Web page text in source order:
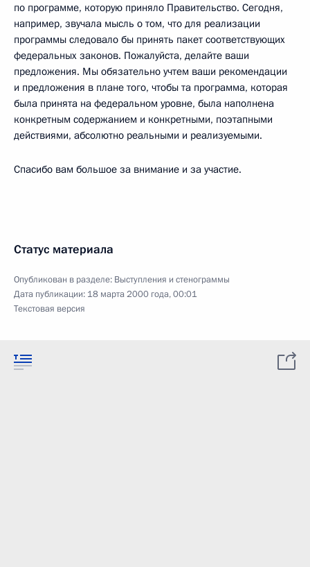
по программе, которую приняло Правительство. Сегодня,
например, звучала мысль о том, что для реализации
программы следовало бы принять пакет соответствующих
федеральных законов. Пожалуйста, делайте ваши
предложения. Мы обязательно учтем ваши рекомендации
и предложения в плане того, чтобы та программа, которая
была принята на федеральном уровне, была наполнена
конкретным содержанием и конкретными, поэтапными
действиями, абсолютно реальными и реализуемыми.
Спасибо вам большое за внимание и за участие.
Статус материала
Опубликован в разделе: Выступления и стенограммы
Дата публикации: 18 марта 2000 года, 00:01
Текстовая версия